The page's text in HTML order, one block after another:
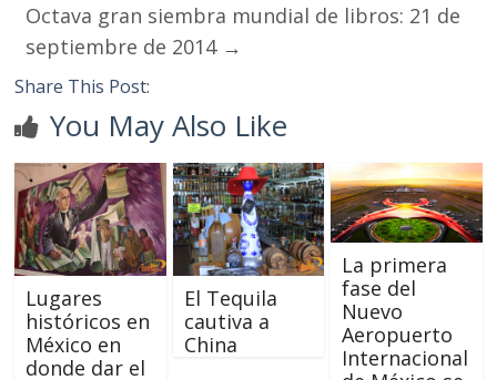
Octava gran siembra mundial de libros: 21 de
septiembre de 2014 →
Share This Post:
You May Also Like
Lugares
históricos en
México en
donde dar el
El Tequila
cautiva a
China
La primera
fase del
Nuevo
Aeropuerto
Internacional